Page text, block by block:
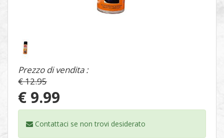
Prezzo di vendita :
€ 12.95
€ 9.99
Contattaci se non trovi desiderato